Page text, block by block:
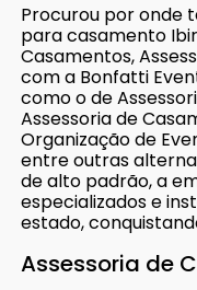
Procurou por onde
para casamento
Casamentos,
com a Bonfatti
como o de
Assessoria de
Organização de
entre outras
de alto padrão, a
especializados e
estado,
Assessoria de